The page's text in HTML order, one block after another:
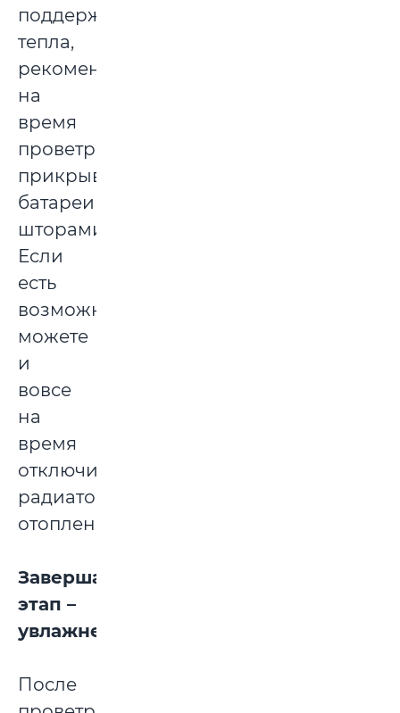
поддержание
тепла,
рекомендуется
на
время
проветривания
прикрывать
батареи
шторами.
Если
есть
возможность,
можете
и
вовсе
на
время
отключить
радиаторы
отопления.
Завершающий
этап –
увлажнение
После